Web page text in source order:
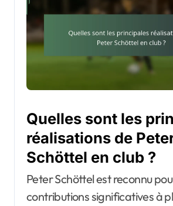
Quelles sont les
réalisations de
Schöttel en club ?
Peter Schöttel est reconnu
contributions significatives à